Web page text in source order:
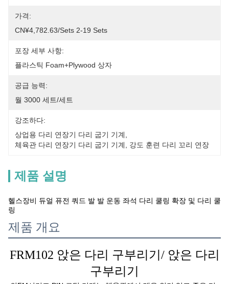
가격:
CN¥4,782.63/sets 2-19 Sets
포장 세부 사항:
플라스틱 Foam+plywood 상자
공급 능력:
월 3000 세트/세트
강조하다:
상업용 다리 연장기 다리 굽기 기계
체육관 다리 연장기 다리 굽기 기계
강도 훈련 다리 꼬리 연장
제품 설명
헬스장비 듀얼 퓨전 쿼드 발 발 운동 좌석 다리 쿨링 확장 및 다리 쿨
링
제품 개요
FRM102 앉은 다리 구부리기/ 앉은 다리
구부리기